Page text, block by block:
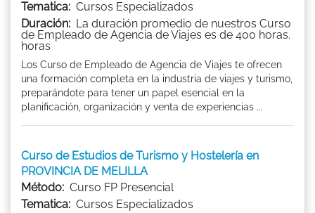
Tematica: Cursos Especializados
Duración: La duración promedio de nuestros Curso
de Empleado de Agencia de Viajes es de 400 horas.
horas
Los Curso de Empleado de Agencia de Viajes te ofrecen
una formación completa en la industria de viajes y turismo,
preparándote para tener un papel esencial en la
planificación, organización y venta de experiencias ...
Curso de Estudios de Turismo y Hostelería en
PROVINCIA DE MELILLA
Método: Curso FP Presencial
Tematica: Cursos Especializados